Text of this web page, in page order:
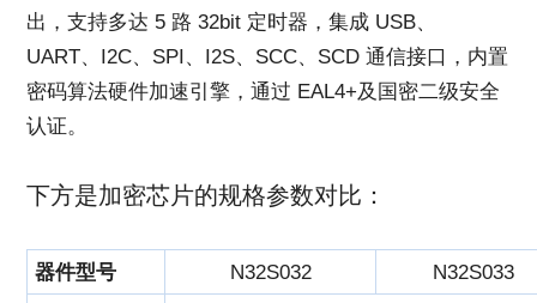
出，支持多达 5 路 32bit 定时器，集成 USB、
UART、I2C、SPI、I2S、SCC、SCD 通信接口，内置
密码算法硬件加速引擎，通过 EAL4+及国密二级安全
认证。
下方是加密芯片的规格参数对比：
器件型号 N32S032 N32S033